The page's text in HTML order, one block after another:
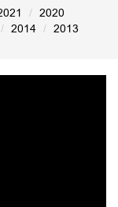
2020
2014
2013